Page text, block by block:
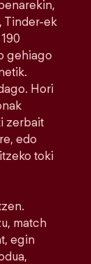
Tinder-ek
gehiago
Hori
zerbait
edo
toki
match
egin